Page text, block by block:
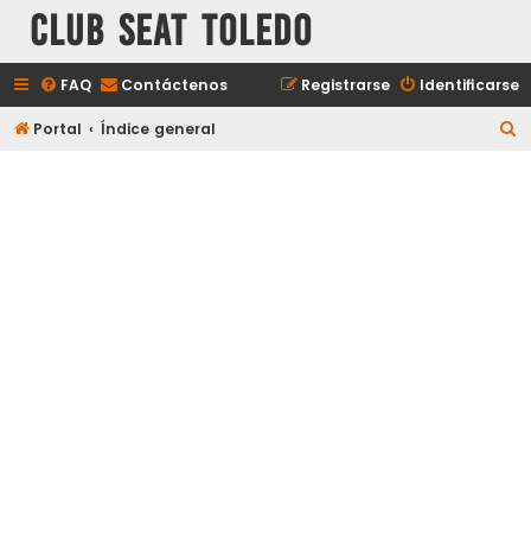
Club Seat Toledo
FAQ Contáctenos Identificarse
Registrarse
Portal Índice general